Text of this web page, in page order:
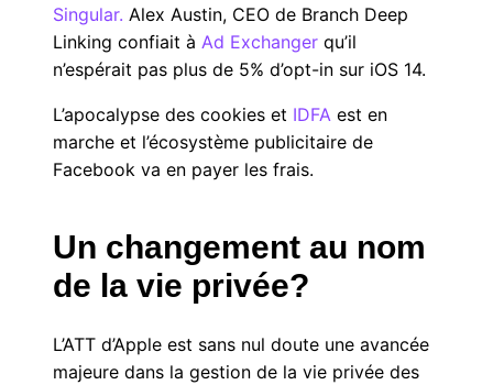
Singular. Alex Austin, CEO de Branch Deep
Linking confiait à Ad Exchanger qu’il
n’espérait pas plus de 5% d’opt-in sur iOS 14.
L’apocalypse des cookies et IDFA est en
marche et l’écosystème publicitaire de
Facebook va en payer les frais.
Un changement au nom
de la vie privée?
L’ATT d’Apple est sans nul doute une avancée
majeure dans la gestion de la vie privée des